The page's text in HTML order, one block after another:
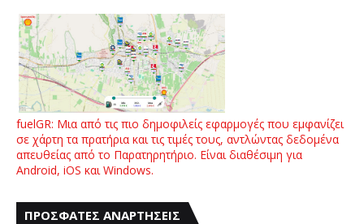
fuelGR: Μια από τις πιο δημοφιλείς εφαρμογές που εμφανίζει
σε χάρτη τα πρατήρια και τις τιμές τους, αντλώντας δεδομένα
απευθείας από το Παρατηρητήριο. Είναι διαθέσιμη για
Android, iOS και Windows.
ΠΡΟΣΦΑΤΕΣ ΑΝΑΡΤΗΣΕΙΣ